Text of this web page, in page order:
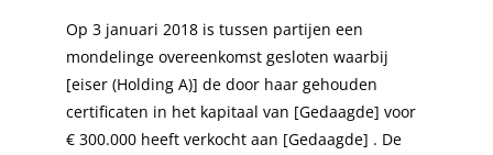
Op 3 januari 2018 is tussen partijen een
mondelinge overeenkomst gesloten waarbij
[eiser (Holding A)] de door haar gehouden
certificaten in het kapitaal van [Gedaagde] voor
€ 300.000 heeft verkocht aan [Gedaagde] . De